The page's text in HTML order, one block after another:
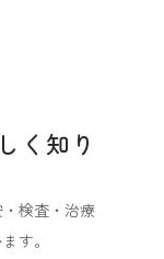
く知り
検査・治療
す。